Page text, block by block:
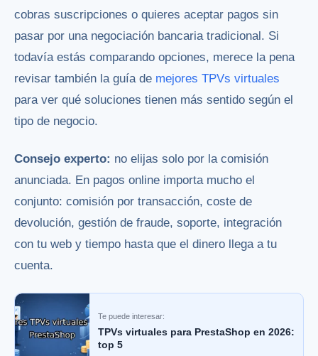
cobras suscripciones o quieres aceptar pagos sin
pasar por una negociación bancaria tradicional. Si
todavía estás comparando opciones, merece la pena
revisar también la guía de mejores TPVs virtuales
para ver qué soluciones tienen más sentido según el
tipo de negocio.
Consejo experto: no elijas solo por la comisión
anunciada. En pagos online importa mucho el
conjunto: comisión por transacción, coste de
devolución, gestión de fraude, soporte, integración
con tu web y tiempo hasta que el dinero llega a tu
cuenta.
Te puede interesar:
TPVs virtuales para PrestaShop en 2026:
top 5